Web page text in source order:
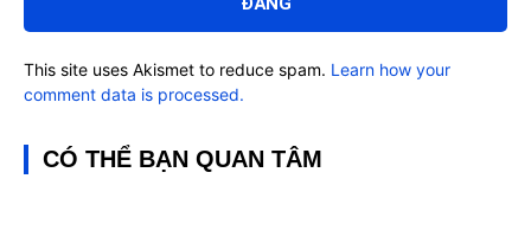
This site uses Akismet to reduce spam. Learn how your
comment data is processed.
CÓ THỂ BẠN QUAN TÂM